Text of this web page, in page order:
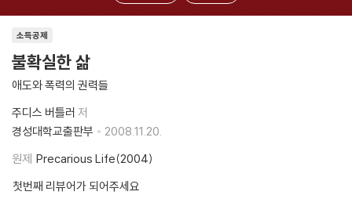
소득공제
불확실한 삶
애도와 폭력의 권력들
주디스 버틀러 저
경성대학교출판부
2008.11.20.
원제 Precarious Life(2004)
첫번째 리뷰어가 되어주세요